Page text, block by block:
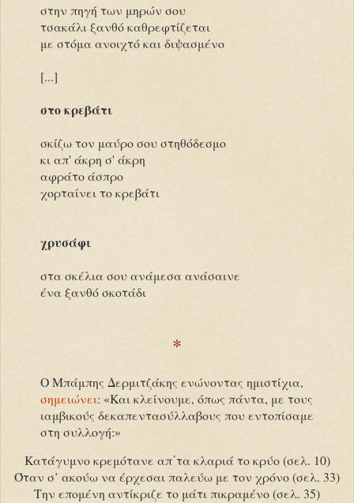
στην πηγή των μηρών σου
τσακάλι ξανθό καθρεφτίζεται
με στόμα ανοιχτό και διψασμένο
[...]
στο κρεβάτι
σκίζω τον μαύρο σου στηθόδεσμο
κι απ' άκρη σ' άκρη
αφράτο άσπρο
χορταίνει το κρεβάτι
χρυσάφι
στα σκέλια σου ανάμεσα ανάσαινε
ένα ξανθό σκοτάδι
*
Ο Μπάμπης Δερμιτζάκης ενώνοντας ημιστίχια,
σημειώνει: «Και κλείνουμε, όπως πάντα, με τους
ιαμβικούς δεκαπεντασύλλαβους που εντοπίσαμε
στη συλλογή:»
Κατάγυμνο κρεμότανε απ΄τα κλαριά το κρύο (σελ. 10)
Όταν σ’ ακούω να έρχεσαι παλεύω με τον χρόνο (σελ. 33)
Την επομένη αντίκριζε το μάτι πικραμένο (σελ. 35)